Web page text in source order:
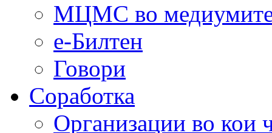
МЦМС во
е-Билтен
Говори
Соработка
Организации во кои